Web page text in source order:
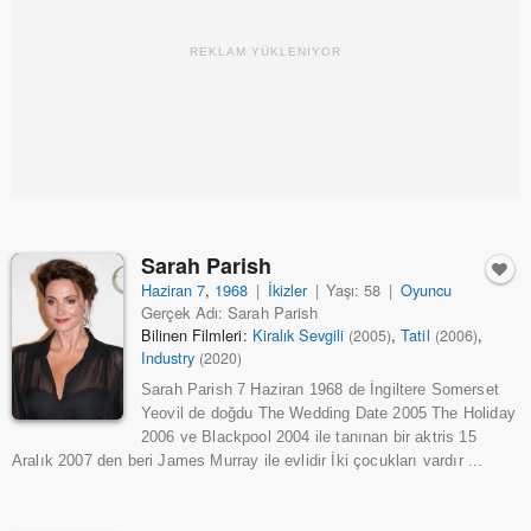
REKLAM YÜKLENİYOR
Sarah Parish
Haziran 7, 1968 | İkizler | Yaşı: 58 | Oyuncu
Gerçek Adı: Sarah Parish
Bilinen Filmleri: Kiralık Sevgili (2005),Tatil (2006),
Industry (2020)
Sarah Parish 7 Haziran 1968 de İngiltere Somerset
Yeovil de doğdu The Wedding Date 2005 The Holiday
2006 ve Blackpool 2004 ile tanınan bir aktris 15
Aralık 2007 den beri James Murray ile evlidir İki çocukları vardır ...